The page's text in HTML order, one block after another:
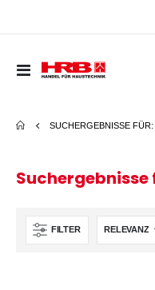
Navigation
SUCHERGEBNISSE
Suchergebnisse
FILTER